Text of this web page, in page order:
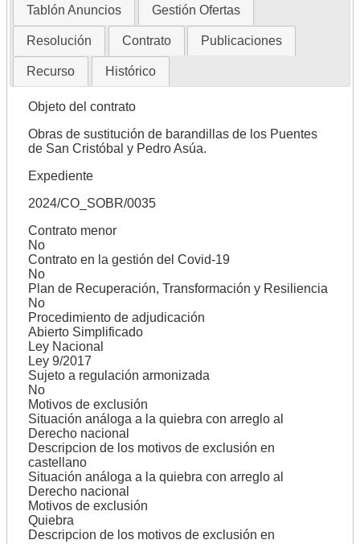
Tablón Anuncios Gestión Ofertas
Resolución Contrato Publicaciones
Recurso Histórico
Objeto del contrato
Obras de sustitución de barandillas de los Puentes
de San Cristóbal y Pedro Asúa.
Expediente
2024/CO_SOBR/0035
Contrato menor
No
Contrato en la gestión del Covid-19
No
Plan de Recuperación, Transformación y Resiliencia
No
Procedimiento de adjudicación
Abierto Simplificado
Ley Nacional
Ley 9/2017
Sujeto a regulación armonizada
No
Motivos de exclusión
Situación análoga a la quiebra con arreglo al
Derecho nacional
Descripcion de los motivos de exclusión en
castellano
Situación análoga a la quiebra con arreglo al
Derecho nacional
Motivos de exclusión
Quiebra
Descripcion de los motivos de exclusión en